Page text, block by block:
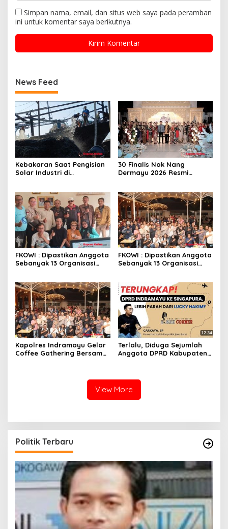
Simpan nama, email, dan situs web saya pada peramban
ini untuk komentar saya berikutnya.
News Feed
Kebakaran Saat Pengisian
Solar Industri di
Diminta Usut Tuntas
30 Finalis Nok Nang
Dermayu 2026 Resmi
FKOWI : Dipastikan Anggota
Sebanyak 13 Organisasi
FKOWI : Dipastikan Anggota
Sebanyak 13 Organisasi
Kapolres Indramayu Gelar
Coffee Gathering Bersama
Terlalu, Diduga Sejumlah
Anggota DPRD Kabupaten
View More
Politik Terbaru